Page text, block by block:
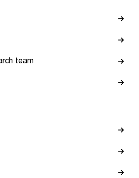
team